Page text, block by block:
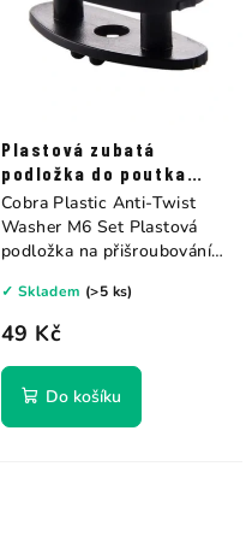
Plastová zubatá
podložka do poutka
Cobra Plastic Anti-
Twist Washer M6 Set
49 Kč
✓ Skladem (>5 ks)
Do košíku
Cobra Plastic Anti-Twist
Washer M6 Set Plastová
podložka na přišroubování